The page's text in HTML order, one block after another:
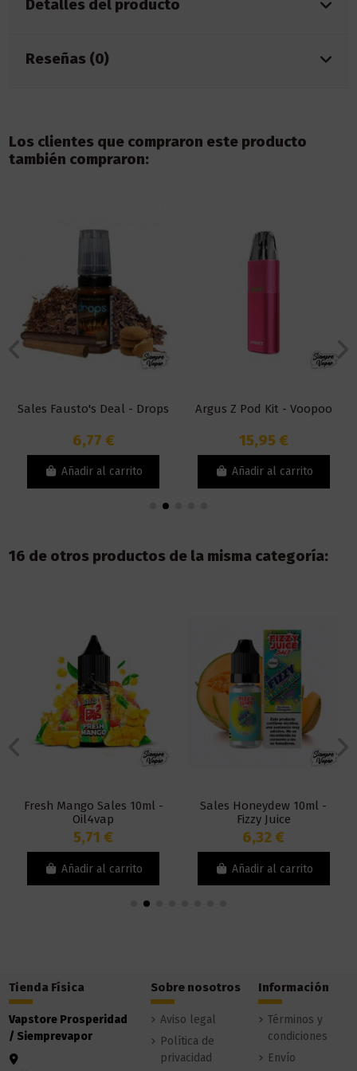
Detalles del producto
Reseñas (0)
Los clientes que compraron este producto
también compraron:
Sales Fausto's Deal - Drops
6,77 €
Añadir al carrito
Argus Z Pod Kit - Voopoo
15,95 €
Añadir al carrito
16 de otros productos de la misma categoría:
Fresh Mango Sales 10ml -
Oil4vap
5,71 €
Añadir al carrito
Sales Honeydew 10ml -
Fizzy Juice
6,32 €
Añadir al carrito
Tienda Física
Vapstore Prosperidad
/ Siemprevapor
Sobre nosotros
Aviso legal
Política de
privacidad
Información
Términos y
condiciones
Envío